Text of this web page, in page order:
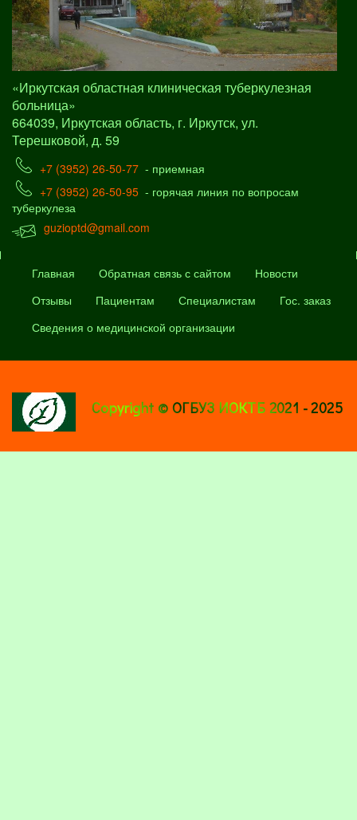
«Иркутская областная клиническая туберкулезная
больница»
664039, Иркутская область, г. Иркутск, ул.
Терешковой, д. 59
+7 (3952) 26-50-77 - приемная
+7 (3952) 26-50-95 - горячая линия по вопросам
туберкулеза
guzioptd@gmail.com
Главная Обратная связь с сайтом
Новости
Отзывы
Пациентам Специалистам
Гос. заказ
Сведения о медицинской организации
Copyright © ОГБУЗ ИОКТБ 2021 - 2025